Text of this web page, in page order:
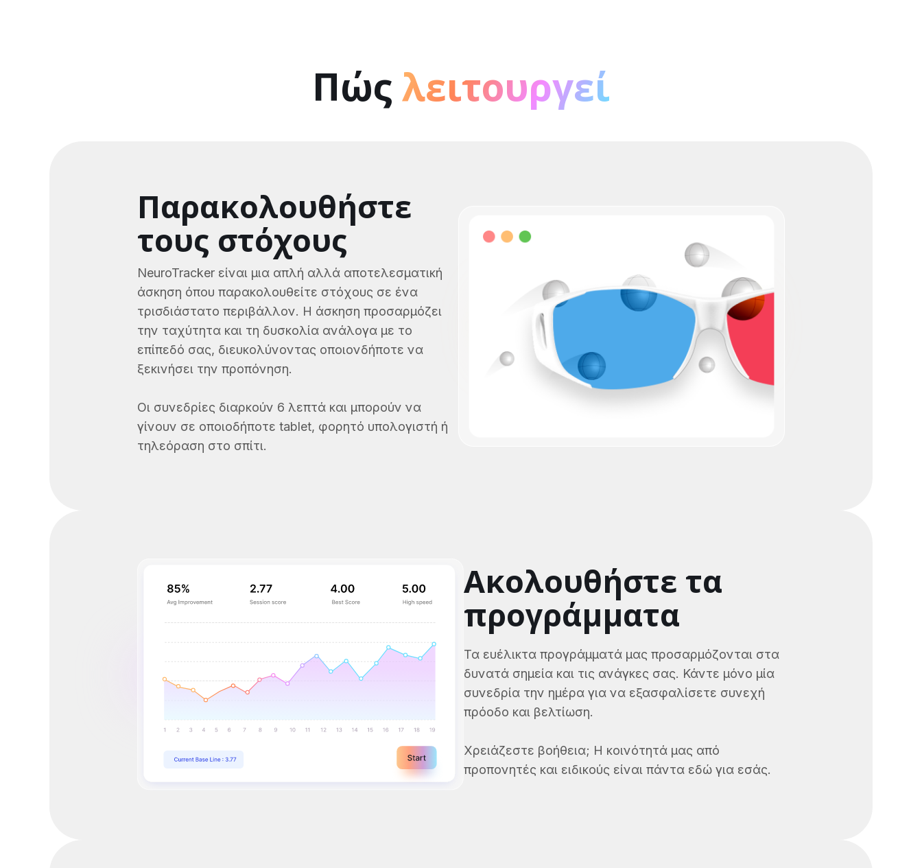
Πώς λειτουργεί
Παρακολουθήστε
τους στόχους
NeuroTracker είναι μια απλή αλλά αποτελεσματική
άσκηση όπου παρακολουθείτε στόχους σε ένα
τρισδιάστατο περιβάλλον. Η άσκηση προσαρμόζει
την ταχύτητα και τη δυσκολία ανάλογα με το
επίπεδό σας, διευκολύνοντας οποιονδήποτε να
ξεκινήσει την προπόνηση.
Οι συνεδρίες διαρκούν 6 λεπτά και μπορούν να
γίνουν σε οποιοδήποτε tablet, φορητό υπολογιστή ή
τηλεόραση στο σπίτι.
Ακολουθήστε τα
προγράμματα
Τα ευέλικτα προγράμματά μας προσαρμόζονται στα
δυνατά σημεία και τις ανάγκες σας. Κάντε μόνο μία
συνεδρία την ημέρα για να εξασφαλίσετε συνεχή
πρόοδο και βελτίωση.
Χρειάζεστε βοήθεια; Η κοινότητά μας από
προπονητές και ειδικούς είναι πάντα εδώ για εσάς.